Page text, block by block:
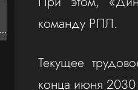
команду РПЛ.
Текущее
конца июня 2030